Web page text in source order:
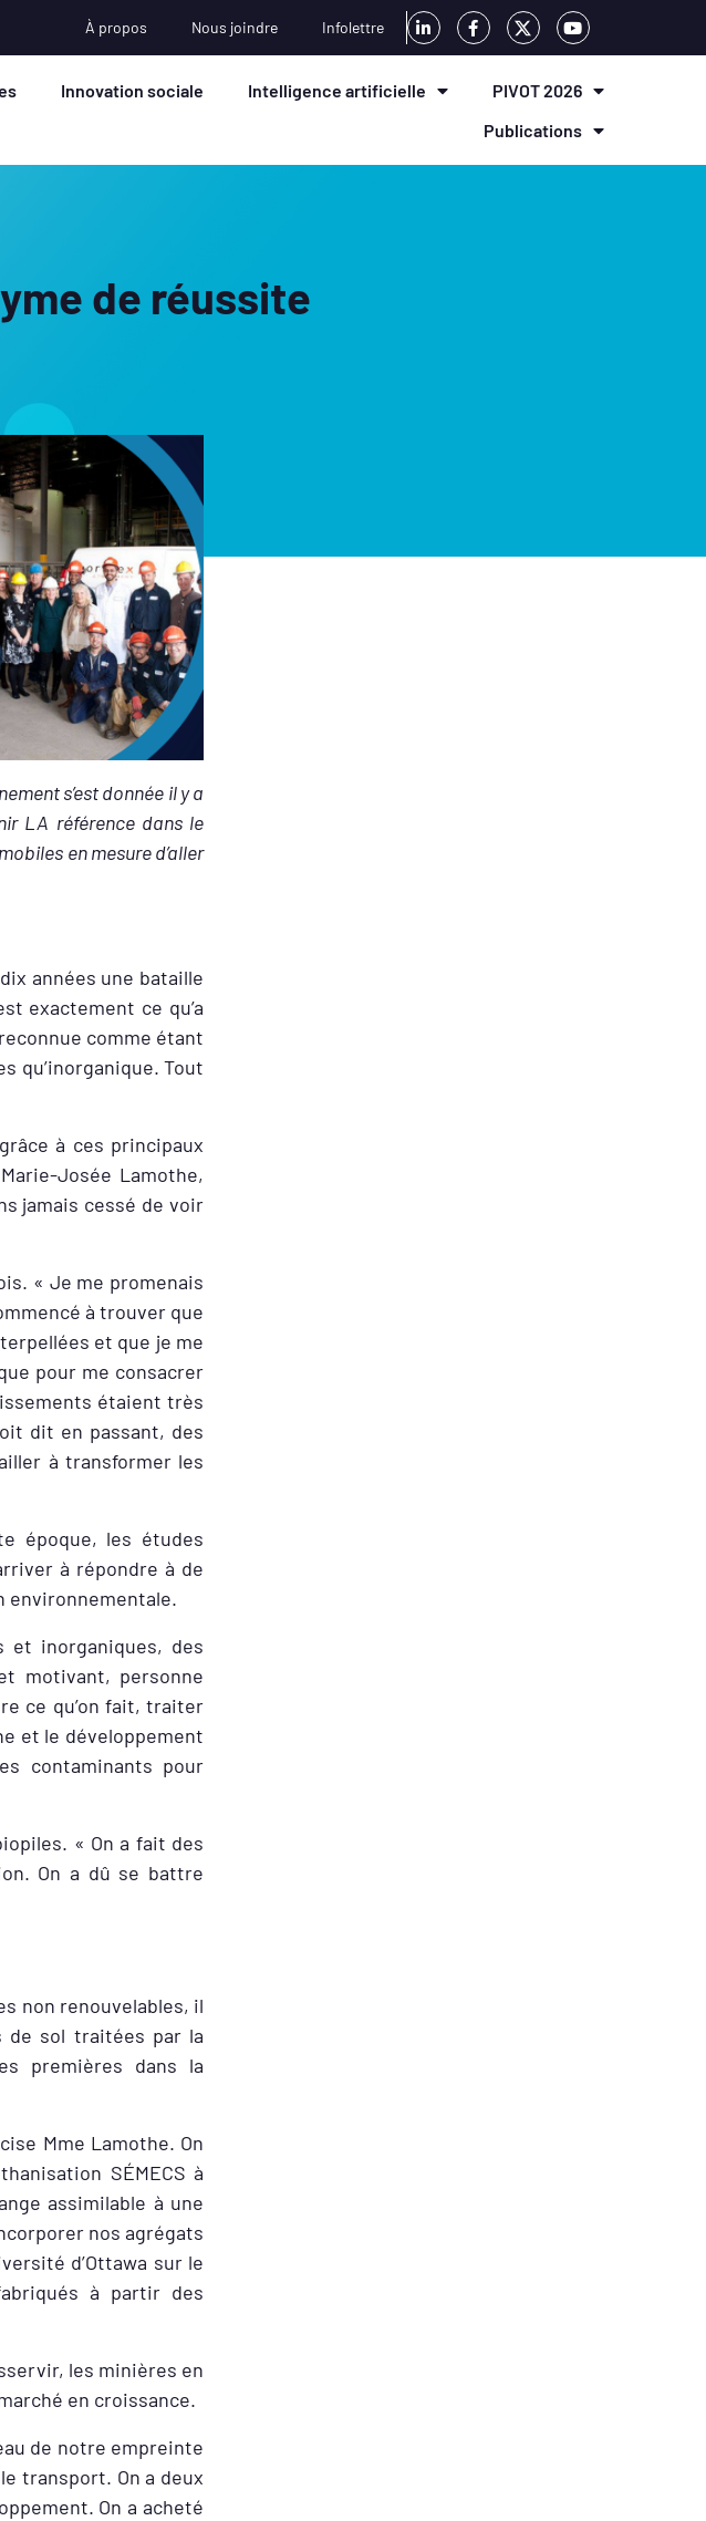
À propos Nous joindre Infolettre
Innovation sociale Intelligence artificielle
PIVOT 2026
Publications
de réussite
s’est donnée il y a
LA référence dans le
en mesure d’aller
années une bataille
exactement ce qu’a
comme étant
qu’inorganique. Tout
à ces principaux
Josée Lamothe,
jamais cessé de voir
« Je me promenais
à trouver que
et que je me
pour me consacrer
étaient très
dit en passant, des
à transformer les
époque, les études
à répondre à de
environnementale.
et inorganiques, des
motivant, personne
ce qu’on fait, traiter
et le développement
contaminants pour
« On a fait des
On a dû se battre
non renouvelables, il
de sol traitées par la
premières dans la
Mme Lamothe. On
SÉMECS à
assimilable à une
nos agrégats
d’Ottawa sur le
à partir des
les minières en
en croissance.
de notre empreinte
transport. On a deux
On a acheté